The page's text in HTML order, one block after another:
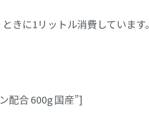
きに1リットル消費しています。
配合 600g 国産”]